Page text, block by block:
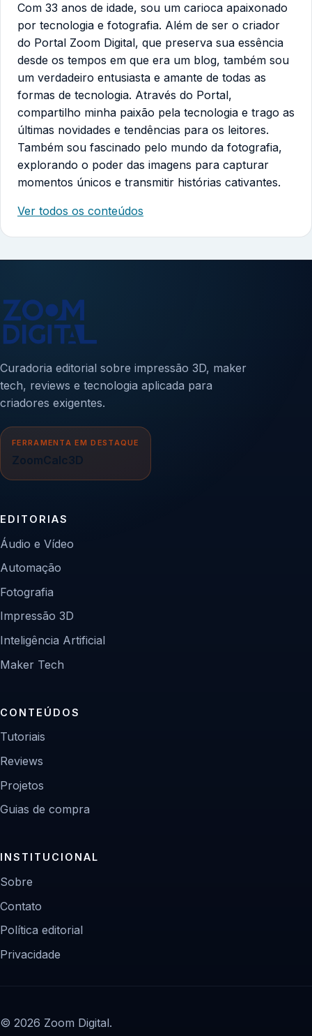
Com 33 anos de idade, sou um carioca apaixonado
por tecnologia e fotografia. Além de ser o criador
do Portal Zoom Digital, que preserva sua essência
desde os tempos em que era um blog, também sou
um verdadeiro entusiasta e amante de todas as
formas de tecnologia. Através do Portal,
compartilho minha paixão pela tecnologia e trago as
últimas novidades e tendências para os leitores.
Também sou fascinado pelo mundo da fotografia,
explorando o poder das imagens para capturar
momentos únicos e transmitir histórias cativantes.
Ver todos os conteúdos
Curadoria editorial sobre impressão 3D, maker
tech, reviews e tecnologia aplicada para
criadores exigentes.
FERRAMENTA EM DESTAQUE
ZoomCalc3D
EDITORIAS
Áudio e Vídeo
Automação
Fotografia
Impressão 3D
Inteligência Artificial
Maker Tech
CONTEÚDOS
Tutoriais
Reviews
Projetos
Guias de compra
INSTITUCIONAL
Sobre
Contato
Política editorial
Privacidade
© 2026 Zoom Digital.